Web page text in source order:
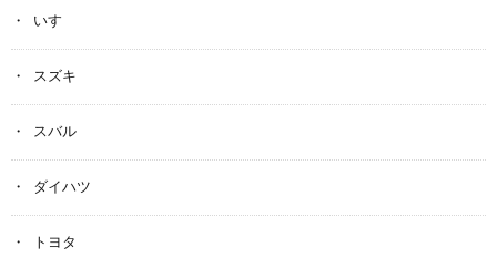
いすゞ
スズキ
スバル
ダイハツ
トヨタ